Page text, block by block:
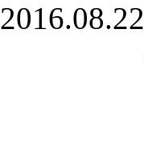
2016.08.22